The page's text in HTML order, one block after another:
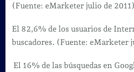
(Fuente: eMarketer julio de 2011)
El 82,6% de los usuarios de
buscadores. (Fuente: eMarketer
El 16% de las búsquedas en